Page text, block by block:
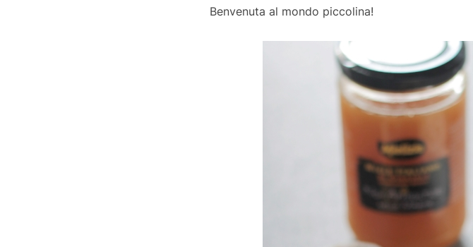
Benvenuta al mondo piccolina!